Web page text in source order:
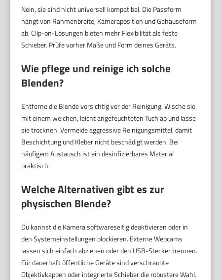
Nein, sie sind nicht universell kompatibel. Die Passform
hängt von Rahmenbreite, Kameraposition und Gehäuseform
ab. Clip-on-Lösungen bieten mehr Flexibilität als feste
Schieber. Prüfe vorher Maße und Form deines Geräts.
Wie pflege und reinige ich solche
Blenden?
Entferne die Blende vorsichtig vor der Reinigung. Wische sie
mit einem weichen, leicht angefeuchteten Tuch ab und lasse
sie trocknen. Vermeide aggressive Reinigungsmittel, damit
Beschichtung und Kleber nicht beschädigt werden. Bei
häufigem Austausch ist ein desinfizierbares Material
praktisch.
Welche Alternativen gibt es zur
physischen Blende?
Du kannst die Kamera softwareseitig deaktivieren oder in
den Systemeinstellungen blockieren. Externe Webcams
lassen sich einfach abziehen oder den USB-Stecker trennen.
Für dauerhaft öffentliche Geräte sind verschraubte
Objektivkappen oder integrierte Schieber die robustere Wahl.